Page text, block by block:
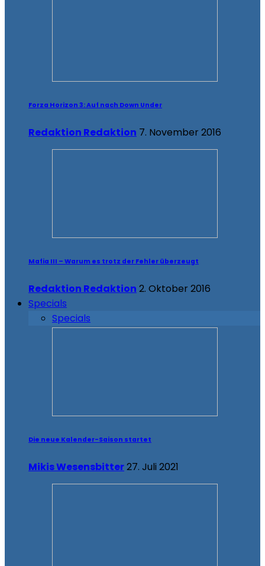
Forza Horizon 3: Auf nach Down Under
Redaktion Redaktion 7. November 2016
Mafia III – Warum es trotz der Fehler überzeugt
Redaktion Redaktion 2. Oktober 2016
Specials
Specials
Die neue Kalender-Saison startet
Mikis Wesensbitter27. Juli 2021